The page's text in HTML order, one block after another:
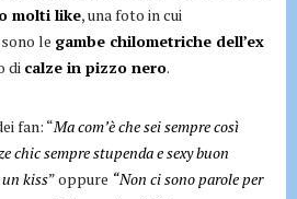
molti like, una foto in cui
le gambe chilometriche dell’ex
di calze in pizzo nero.
fan: “Ma com’è che sei sempre così
chic sempre stupenda e sexy buon
kiss” oppure “Non ci sono parole per